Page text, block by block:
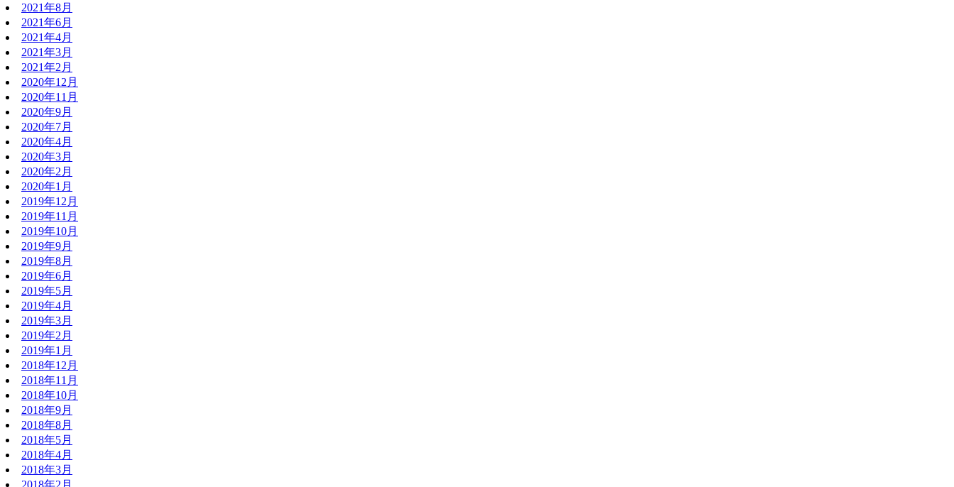
2021年8月
2021年6月
2021年4月
2021年3月
2021年2月
2020年12月
2020年11月
2020年9月
2020年7月
2020年4月
2020年3月
2020年2月
2020年1月
2019年12月
2019年11月
2019年10月
2019年9月
2019年8月
2019年6月
2019年5月
2019年4月
2019年3月
2019年2月
2019年1月
2018年12月
2018年11月
2018年10月
2018年9月
2018年8月
2018年5月
2018年4月
2018年3月
2018年2月